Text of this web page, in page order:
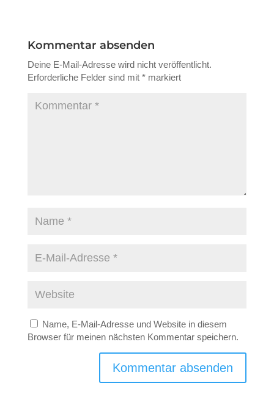
Kommentar absenden
Deine E-Mail-Adresse wird nicht veröffentlicht.
Erforderliche Felder sind mit *markiert
Name, E-Mail-Adresse und Website in diesem
Browser für meinen nächsten Kommentar speichern.